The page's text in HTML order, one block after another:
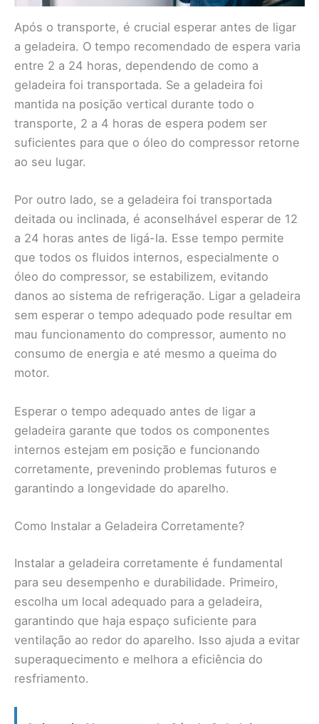
Após o transporte, é crucial esperar antes de ligar
a geladeira. O tempo recomendado de espera varia
entre 2 a 24 horas, dependendo de como a
geladeira foi transportada. Se a geladeira foi
mantida na posição vertical durante todo o
transporte, 2 a 4 horas de espera podem ser
suficientes para que o óleo do compressor retorne
ao seu lugar.
Por outro lado, se a geladeira foi transportada
deitada ou inclinada, é aconselhável esperar de 12
a 24 horas antes de ligá-la. Esse tempo permite
que todos os fluidos internos, especialmente o
óleo do compressor, se estabilizem, evitando
danos ao sistema de refrigeração. Ligar a geladeira
sem esperar o tempo adequado pode resultar em
mau funcionamento do compressor, aumento no
consumo de energia e até mesmo a queima do
motor.
Esperar o tempo adequado antes de ligar a
geladeira garante que todos os componentes
internos estejam em posição e funcionando
corretamente, prevenindo problemas futuros e
garantindo a longevidade do aparelho.
Como Instalar a Geladeira Corretamente?
Instalar a geladeira corretamente é fundamental
para seu desempenho e durabilidade. Primeiro,
escolha um local adequado para a geladeira,
garantindo que haja espaço suficiente para
ventilação ao redor do aparelho. Isso ajuda a evitar
superaquecimento e melhora a eficiência do
resfriamento.